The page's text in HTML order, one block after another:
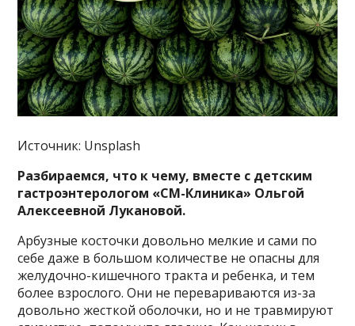
Источник: Unsplash
Разбираемся, что к чему, вместе с детским
гастроэнтерологом «СМ-Клиника» Ольгой
Алексеевной Лукановой.
Арбузные косточки довольно мелкие и сами по
себе даже в большом количестве не опасны для
желудочно-кишечного тракта и ребенка, и тем
более взрослого. Они не перевариваются из-за
довольно жесткой оболочки, но и не травмируют